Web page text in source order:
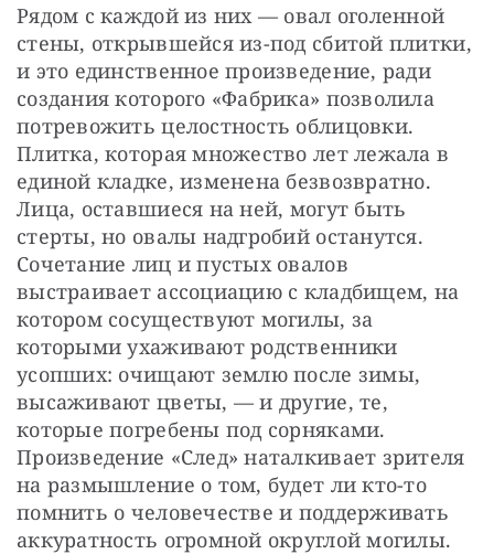
Рядом с каждой из них — овал оголенной
стены, открывшейся из-под сбитой плитки,
и это единственное произведение, ради
создания которого «Фабрика» позволила
потревожить целостность облицовки.
Плитка, которая множество лет лежала в
единой кладке, изменена безвозвратно.
Лица, оставшиеся на ней, могут быть
стерты, но овалы надгробий останутся.
Сочетание лиц и пустых овалов
выстраивает ассоциацию с кладбищем, на
котором сосуществуют могилы, за
которыми ухаживают родственники
усопших: очищают землю после зимы,
высаживают цветы, — и другие, те,
которые погребены под сорняками.
Произведение «След» наталкивает зрителя
на размышление о том, будет ли кто-то
помнить о человечестве и поддерживать
аккуратность огромной округлой могилы.